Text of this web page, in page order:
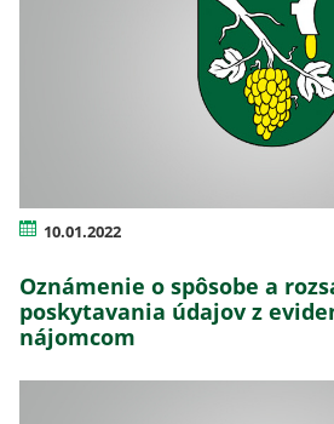
10.01.2022
Oznámenie o spôsobe a
poskytavania údajov z
nájomcom